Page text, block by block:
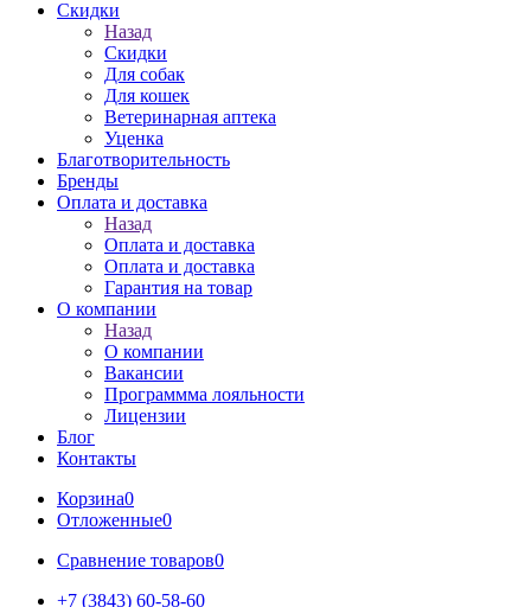
Скидки
Назад
Скидки
Для собак
Для кошек
Ветеринарная аптека
Уценка
Благотворительность
Бренды
Оплата и доставка
Назад
Оплата и доставка
Оплата и доставка
Гарантия на товар
О компании
Назад
О компании
Вакансии
Программма лояльности
Лицензии
Блог
Контакты
Корзина0
Отложенные0
Сравнение товаров0
+7 (3843) 60-58-60